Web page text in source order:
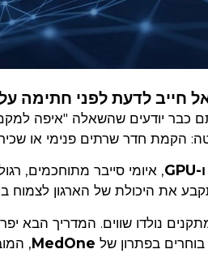
כבר יודעים שהשאלה "איפה
הקמת חדר שרתים פנימי או
, איומי סייבר מתוחכמים,
את היכולת של הארגון לצמוח
נולדו שווים. המדריך הבא
בוחרים בפתרון של MedOne
,